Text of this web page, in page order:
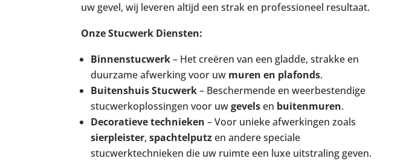
uw gevel, wij leveren altijd een strak en professioneel resultaat.
Onze Stucwerk Diensten:
Binnenstucwerk– Het creëren van een gladde, strakke en
duurzame afwerking voor uw muren en plafonds.
Buitenshuis Stucwerk– Beschermende en weerbestendige
stucwerkoplossingen voor uwgevelsen buitenmuren.
Decoratieve technieken – Voor unieke afwerkingen zoals
sierpleister,spachtelputzen andere speciale
stucwerktechnieken die uw ruimte een luxe uitstraling geven.